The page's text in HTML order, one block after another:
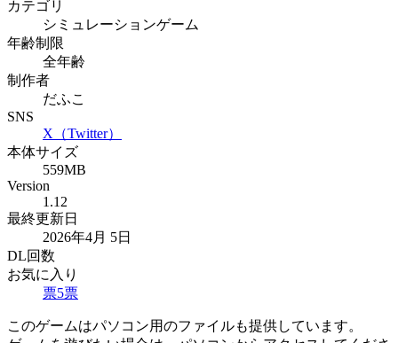
カテゴリ
シミュレーションゲーム
年齢制限
全年齢
制作者
だふこ
SNS
X（Twitter）
本体サイズ
559MB
Version
1.12
最終更新日
2026年4月 5日
DL回数
お気に入り
票5票
このゲームはパソコン用のファイルも提供しています。